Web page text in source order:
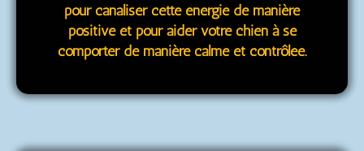
pour canaliser cette énergie de manière
positive et pour aider votre chien à se
comporter de manière calme et contrôlée.